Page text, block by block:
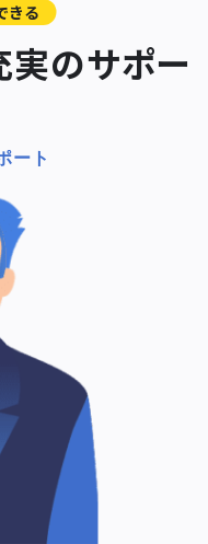
きる
実のサポー
ート